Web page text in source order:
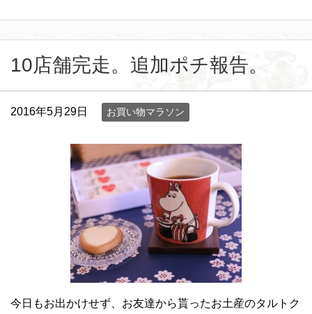
10店舗完走。追加ポチ報告。
2016年5月29日 お買い物マラソン
今日もお出かけせず、お友達から貰ったお土産のタルトク